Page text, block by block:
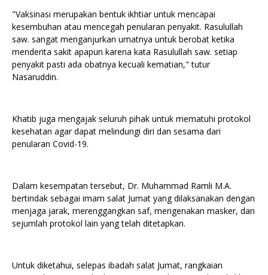
"Vaksinasi merupakan bentuk ikhtiar untuk mencapai
kesembuhan atau mencegah penularan penyakit. Rasulullah
saw. sangat menganjurkan umatnya untuk berobat ketika
menderita sakit apapun karena kata Rasulullah saw. setiap
penyakit pasti ada obatnya kecuali kematian," tutur
Nasaruddin.
Khatib juga mengajak seluruh pihak untuk mematuhi protokol
kesehatan agar dapat melindungi diri dan sesama dari
penularan Covid-19.
Dalam kesempatan tersebut, Dr. Muhammad Ramli M.A.
bertindak sebagai imam salat Jumat yang dilaksanakan dengan
menjaga jarak, merenggangkan saf, mengenakan masker, dan
sejumlah protokol lain yang telah ditetapkan.
Untuk diketahui, selepas ibadah salat Jumat, rangkaian